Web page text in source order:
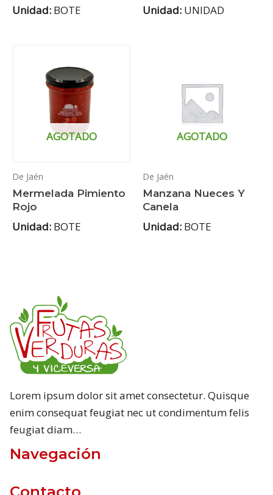
Unidad: BOTE Unidad: UNIDAD
AGOTADO
De Jaén
Mermelada Pimiento
Rojo
Unidad: BOTE
AGOTADO
De Jaén
Manzana Nueces Y
Canela
Unidad: BOTE
Lorem ipsum dolor sit amet consectetur. Quisque
enim consequat feugiat nec ut condimentum felis
feugiat diam…
Navegación